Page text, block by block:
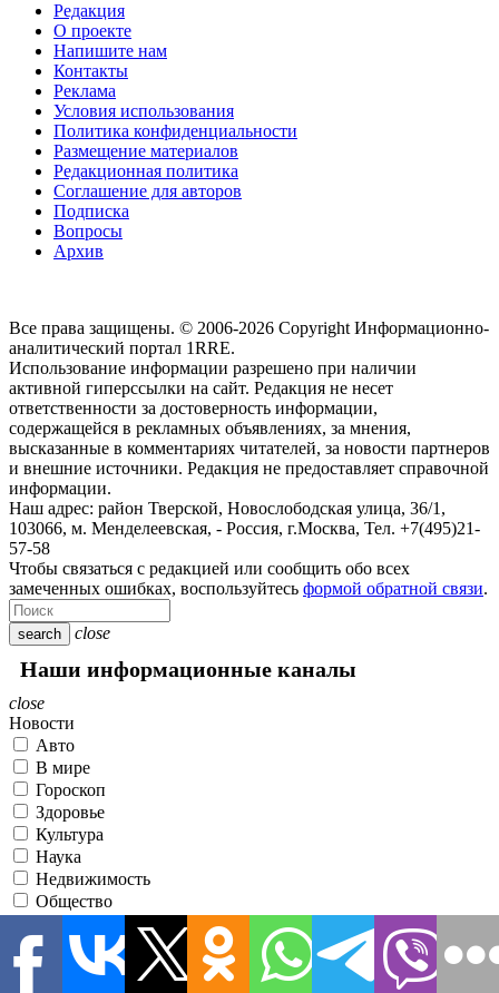
Редакция
О проекте
Напишите нам
Контакты
Реклама
Условия использования
Политика конфиденциальности
Размещение материалов
Редакционная политика
Соглашение для авторов
Подписка
Вопросы
Архив
Все права защищены. © 2006-2026 CopyrightИнформационно-
аналитический портал 1RRE.
Использование информации разрешено при наличии
активной гиперссылки на сайт. Редакция не несет
ответственности за достоверность информации,
содержащейся в рекламных объявлениях, за мнения,
высказанные в комментариях читателей, за новости партнеров
и внешние источники. Редакция не предоставляет справочной
информации.
Наш адрес: район Тверской, Новослободская улица, 36/1,
103066, м. Менделеевская, - Россия, г.Москва, Тел. +7(495)21-
57-58
Чтобы связаться с редакцией или сообщить обо всех
замеченных ошибках, воспользуйтесь формой обратной связи.
search close
Наши информационные каналы
close
Новости
Авто
В мире
Гороскоп
Здоровье
Культура
Наука
Недвижимость
Общество
Происшествия
Разное